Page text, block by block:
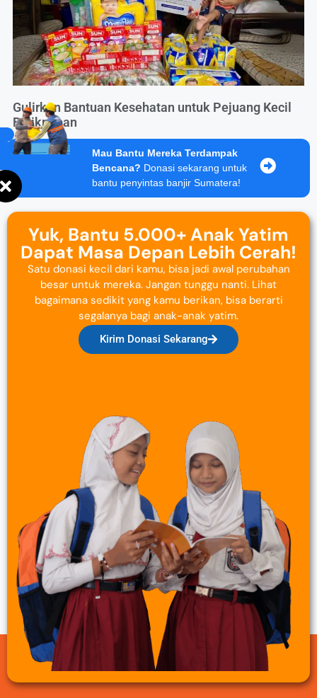
Gulirkan Bantuan Kesehatan untuk Pejuang Kecil
Balikpapan
Mau Bantu Mereka Terdampak
Bencana? Donasi sekarang untuk
bantu penyintas banjir Sumatera!
Yuk, Bantu 5.000+ Anak Yatim
Dapat Masa Depan Lebih Cerah!
Satu donasi kecil dari kamu, bisa jadi awal perubahan
besar untuk mereka. Jangan tunggu nanti. Lihat
bagaimana sedikit yang kamu berikan, bisa berarti
segalanya bagi anak-anak yatim.
Kirim Donasi Sekarang